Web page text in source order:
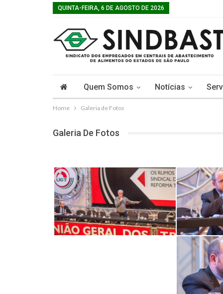
QUINTA-FEIRA, 6 DE AGOSTO DE 2026
Quem Somos Notícias
Home Galeria de Fotos
Galeria De Fotos